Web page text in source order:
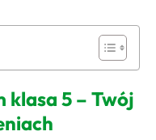
klasa 5 – Twój